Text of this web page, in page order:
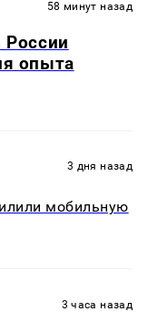
58 минут назад
опыта
3 дня назад
мобильную
3 часа назад